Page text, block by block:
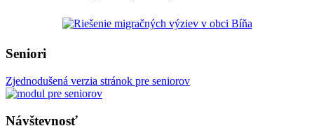
Seniori
Zjednodušená verzia stránok pre seniorov
Návštevnosť